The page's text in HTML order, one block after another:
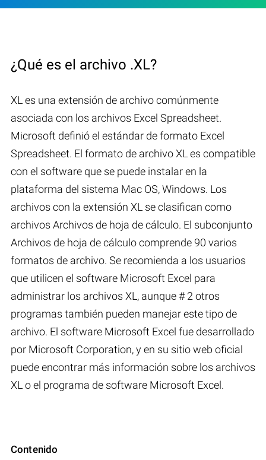
¿Qué es el archivo .XL?
XL es una extensión de archivo comúnmente
asociada con los archivos Excel Spreadsheet.
Microsoft definió el estándar de formato Excel
Spreadsheet. El formato de archivo XL es compatible
con el software que se puede instalar en la
plataforma del sistema Mac OS, Windows. Los
archivos con la extensión XL se clasifican como
archivos Archivos de hoja de cálculo. El subconjunto
Archivos de hoja de cálculo comprende 90 varios
formatos de archivo. Se recomienda a los usuarios
que utilicen el software Microsoft Excel para
administrar los archivos XL, aunque # 2 otros
programas también pueden manejar este tipo de
archivo. El software Microsoft Excel fue desarrollado
por Microsoft Corporation, y en su sitio web oficial
puede encontrar más información sobre los archivos
XL o el programa de software Microsoft Excel.
Contenido